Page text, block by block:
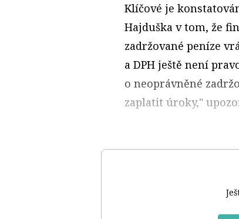
Klíčové je
Hajduška v tom, že
zadržované peníze
a DPH ještě není
o neoprávněné
zaplatit úroky,"